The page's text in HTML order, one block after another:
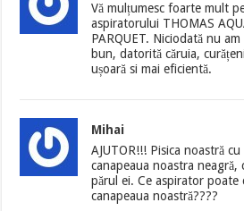
Vă mulțumesc foarte mult
aspiratorului THOMAS
PARQUET. Niciodată nu
bun, datorită căruia,
ușoară si mai eficientă.
Mihai
AJUTOR!!! Pisica noastră
canapeaua noastra neagră,
părul ei. Ce aspirator poate
canapeaua noastră????